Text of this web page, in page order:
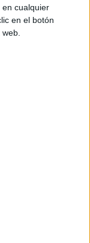
cualquier
en el botón
tenía
en Ceuta